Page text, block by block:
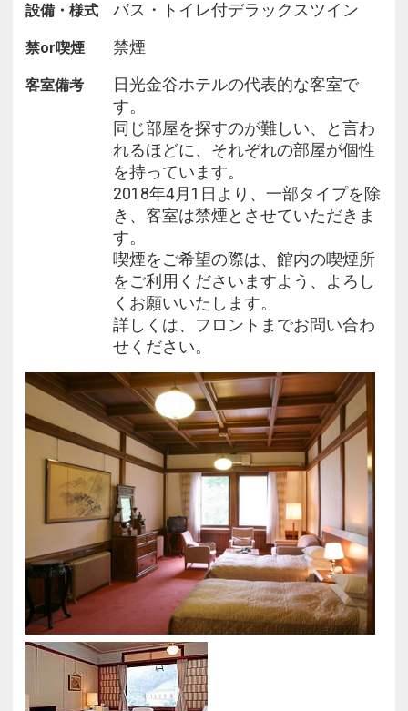
どちらのお食事も、明治の薫り漂う「ダイニングル
ーム」にて、
金谷ホテル伝統のフランス料理をご堪能下さい。
お客様のペースに合わせてお料理をご提供いたしま
[営業時間]18:00～L.O20:00
■アメリカンブレックファースト■
ご朝食は、金谷ホテル伝統の「BREAKFAST」をお召
し上がり下さい。
ふわふわ×とろとろのオムレツが大変好評です。
ブレッド・2種／ジャム／卵料理／那須三元豚 3種
ジュース／コーヒーor紅茶 など
※卵料理はオムレツ、スクランブルエッグ、フライ
ドエッグより
お好みの調理方法をお選びください。
※別途1100円（税込）追加で和朝食（松花堂風）へ
の変更可能。
数に限りがございますので、チェックイン後20：00
フロントまでお申しつけ下さいませ。
※お時間／7:30～L.O9:30
設備・様式 バス・トイレ付デラックスツイン
禁or喫煙 禁煙
客室備考
日光金谷ホテルの代表的な客室で
す。
同じ部屋を探すのが難しい、と言わ
れるほどに、それぞれの部屋が個性
を持っています。
2018年4月1日より、一部タイプを除
き、客室は禁煙とさせていただきま
す。
喫煙をご希望の際は、館内の喫煙所
をご利用くださいますよう、よろし
くお願いいたします。
詳しくは、フロントまでお問い合わ
せください。